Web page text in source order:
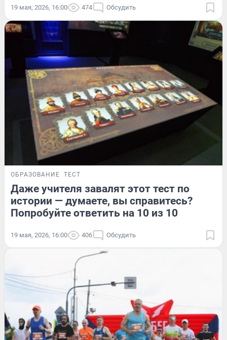
19 мая, 2026, 16:00 474 Обсудить
ОБРАЗОВАНИЕ ТЕСТ
Даже учителя завалят этот тест по
истории — думаете, вы справитесь?
Попробуйте ответить на 10 из 10
19 мая, 2026, 16:00 406 Обсудить